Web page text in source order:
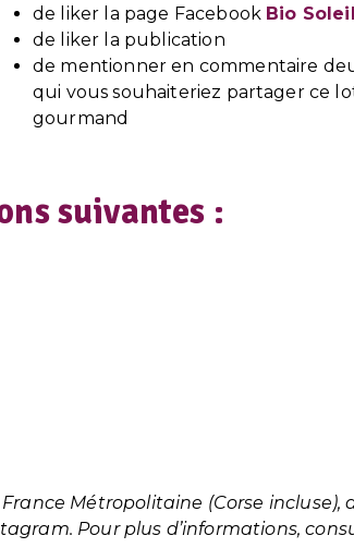
de liker la page Facebook Bio Soleil
de liker la publication
de mentionner en commentaire
qui vous souhaiteriez partager ce
gourmand
suivantes :
Métropolitaine (Corse incluse),
Pour plus d’informations,